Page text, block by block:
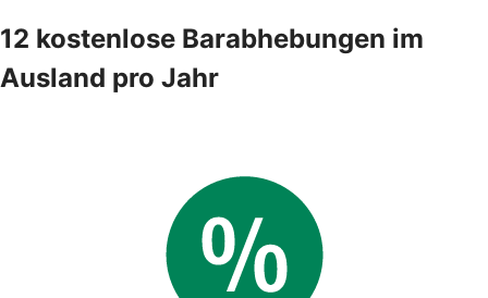
12 kostenlose Barabhebungen im
Ausland pro Jahr